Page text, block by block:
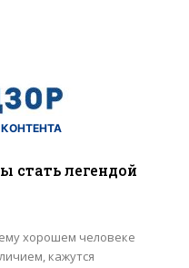
стать легендой
хорошем человеке
кажутся